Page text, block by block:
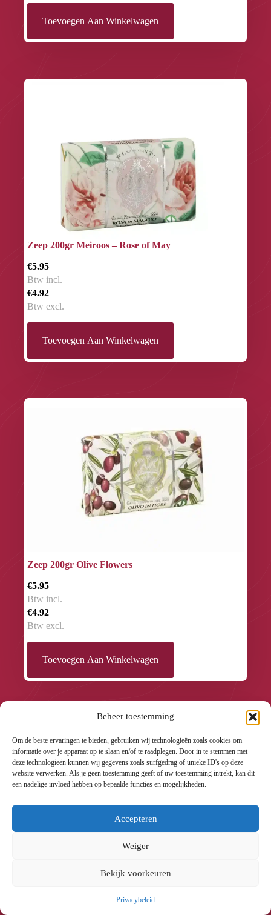
Beheer toestemming
Om de beste ervaringen te bieden, gebruiken wij technologieën zoals cookies om
informatie over je apparaat op te slaan en/of te raadplegen. Door in te stemmen met
deze technologieën kunnen wij gegevens zoals surfgedrag of unieke ID's op deze
website verwerken. Als je geen toestemming geeft of uw toestemming intrekt, kan dit
een nadelige invloed hebben op bepaalde functies en mogelijkheden.
Accepteren
Weiger
Bekijk voorkeuren
Privacybeleid
Toevoegen Aan Winkelwagen
Zeep 200gr Meiroos – Rose of May
€5.95
Btw incl.
€4.92
Btw excl.
Toevoegen Aan Winkelwagen
Zeep 200gr Olive Flowers
€5.95
Btw incl.
€4.92
Btw excl.
Toevoegen Aan Winkelwagen